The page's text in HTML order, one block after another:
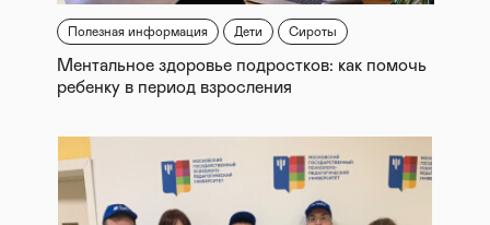
Полезная информация Дети Сироты
Ментальное здоровье подростков: как помочь
ребенку в период взросления